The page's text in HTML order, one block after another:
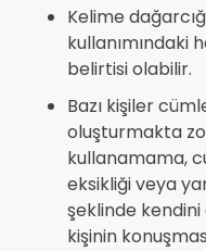
Kelime
kullanımındaki
belirtisi olabilir.
Bazı kişiler
oluşturmakta
kullanamama,
eksikliği veya
şeklinde kendini
kişinin